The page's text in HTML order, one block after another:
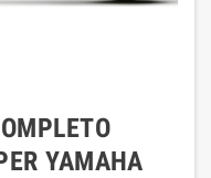
YAMAHA